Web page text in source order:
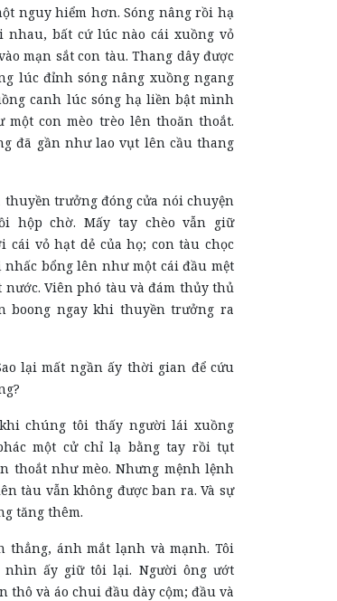
nguy hiểm hơn. Sóng nâng rồi hạ
bất cứ lúc nào cái xuồng vỏ
mạn sắt con tàu. Thang dây được
lúc đỉnh sóng nâng xuồng ngang
canh lúc sóng hạ liền bật mình
con mèo trèo lên thoăn thoắt.
đã gần như lao vụt lên cầu thang
trưởng đóng cửa nói chuyện
hộp chờ. Mấy tay chèo vẫn giữ
cái vỏ hạt dẻ của họ; con tàu chọc
bổng lên như một cái đầu mệt
Viên phó tàu và đám thủy thủ
boong ngay khi thuyền trưởng ra
lại mất ngần ấy thời gian để cứu
chúng tôi thấy người lái xuồng
một cử chỉ lạ bằng tay rồi tụt
thoắt như mèo. Nhưng mệnh lệnh
tàu vẫn không được ban ra. Và sự
tăng thêm.
thẳng, ánh mắt lạnh và mạnh. Tôi
ấy giữ tôi lại. Người ông ướt
thô và áo chui đầu dày cộm; đầu và